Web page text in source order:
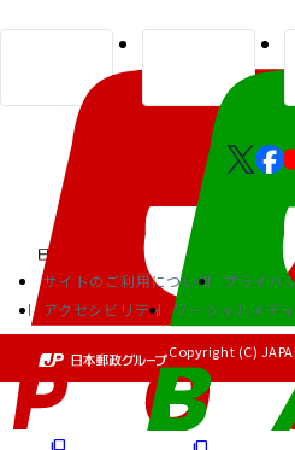
サイトのご利用について
プライバ
アクセシビリティ
ソーシャルメデ
Copyright (C)